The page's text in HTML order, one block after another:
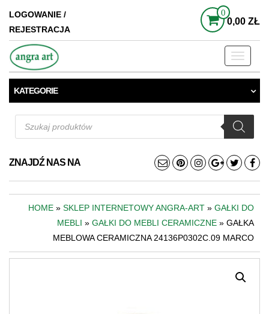
LOGOWANIE /
REJESTRACJA
0
0,00 ZŁ
Toggle
KATEGORIE
Wyszukiwarka
produktów
ZNAJDŹ NAS NA
HOME » SKLEP INTERNETOWY ANGRA-ART » GAŁKI DO
MEBLI » GAŁKI DO MEBLI CERAMICZNE » GAŁKA
MEBLOWA CERAMICZNA 24136P0302C.09 MARCO